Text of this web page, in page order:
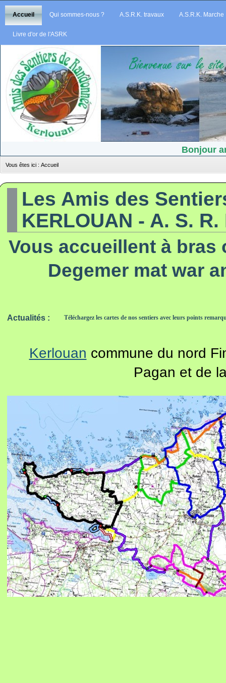
Accueil Qui sommes-nous ? A.S.R.K. travaux A.S.R.K. Marche
Livre d'or de l'ASRK
Bonjour
Vous êtes ici : Accueil
Les Amis des
KERLOUAN - A. S. R.
Vous accueillent à
Degemer mat war
Téléchargez les cartes de nos sentiers avec leurs points
Actualités :
Kerlouan commune du nord
Pagan et de